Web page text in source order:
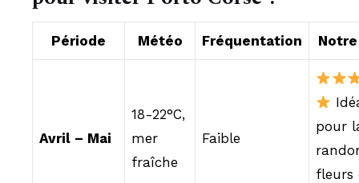
Période Météo Fréquentation
Avril – Mai
18-22°C,
mer
fraîche
Faible
pour
fleurs